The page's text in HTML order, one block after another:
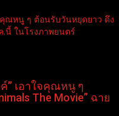
คุณหนู ๆ ต้อนรับวันหยุดยาว ดึง
.นี้ ในโรงภาพยนตร์
” เอาใจคุณหนู ๆ
The Movie” ฉาย